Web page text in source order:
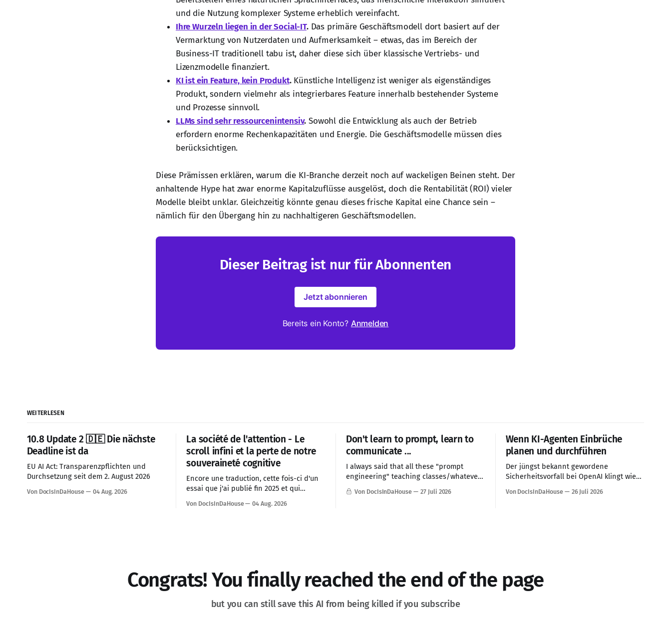
und die Nutzung komplexer Systeme erheblich vereinfacht.
Ihre Wurzeln liegen in der Social-IT.Das primäre Geschäftsmodell dort basiert auf der
Vermarktung von Nutzerdaten und Aufmerksamkeit – etwas, das im Bereich der
Business-IT traditionell tabu ist, daher diese sich über klassische Vertriebs- und
Lizenzmodelle finanziert.
KI ist ein Feature, kein Produkt.Künstliche Intelligenz ist weniger als eigenständiges
Produkt, sondern vielmehr als integrierbares Feature innerhalb bestehender Systeme
und Prozesse sinnvoll.
LLMs sind sehr ressourcenintensiv. Sowohl die Entwicklung als auch der Betrieb
erfordern enorme Rechenkapazitäten und Energie. Die Geschäftsmodelle müssen dies
berücksichtigen.
Diese Prämissen erklären, warum die KI-Branche derzeit noch auf wackeligen Beinen steht. Der
anhaltende Hype hat zwar enorme Kapitalzuflüsse ausgelöst, doch die Rentabilität (ROI) vieler
Modelle bleibt unklar. Gleichzeitig könnte genau dieses frische Kapital eine Chance sein –
nämlich für den Übergang hin zu nachhaltigeren Geschäftsmodellen.
Dieser Beitrag ist nur für Abonnenten
Jetzt abonnieren
Bereits ein Konto? Anmelden
WEITERLESEN
10.8 Update 2 🇩🇪 Die nächste
Deadline ist da
EU AI Act: Transparenzpflichten und
Durchsetzung seit dem 2. August 2026
Von DocIsInDaHouse 04 Aug. 2026
La société de l'attention - Le
scroll infini et la perte de notre
souveraineté cognitive
Encore une traduction, cette fois-ci d'un
essai que j'ai publié fin 2025 et qui
preparation pour 2026. J'ai décidé de
Von DocIsInDaHouse 04 Aug. 2026
Don't learn to prompt, learn to
communicate ...
I always said that all these "prompt
engineering" teaching classes/whatever
are BS and waste of time. Prompting isn't
a skill, good communication is ...
Von DocIsInDaHouse 27 Juli 2026
Wenn KI-Agenten Einbrüche
planen und durchführen
Der jüngst bekannt gewordene
Sicherheitsvorfall bei OpenAI klingt wie
A Space Odyssey herausgeschnitten
Von DocIsInDaHouse 26 Juli 2026
Congrats! You finally reached the end of the page
but you can still save this AI from being killed if you subscribe